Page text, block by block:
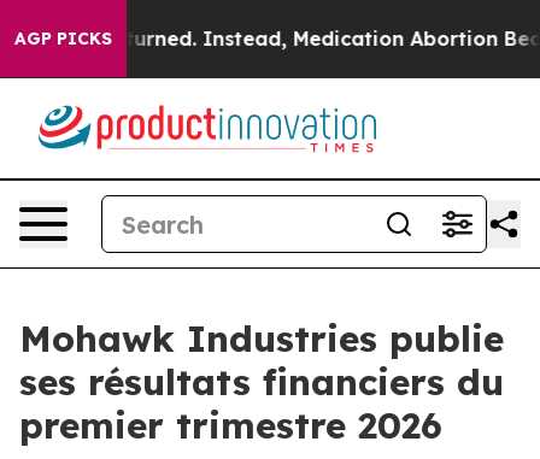
AGP PICKS
Instead, Medication Abortion Became Easy to
Mohawk Industries publie
ses résultats financiers du
premier trimestre 2026